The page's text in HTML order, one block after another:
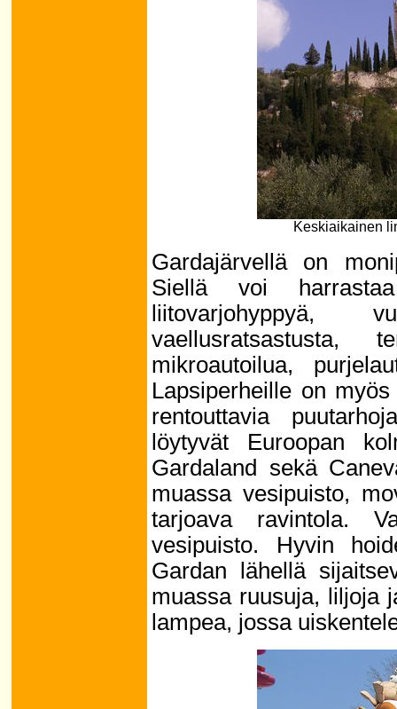
Keskiaikainen
Gardajärvellä on
Siellä voi
liitovarjohyppyä,
vaellusratsastusta,
mikroautoilua,
Lapsiperheille on
rentouttavia
löytyvät Euroopan
Gardaland sekä
muassa vesipuisto,
tarjoava ravintola.
vesipuisto. Hyvin
Gardan lähellä
muassa ruusuja, liljoja
lampea, jossa